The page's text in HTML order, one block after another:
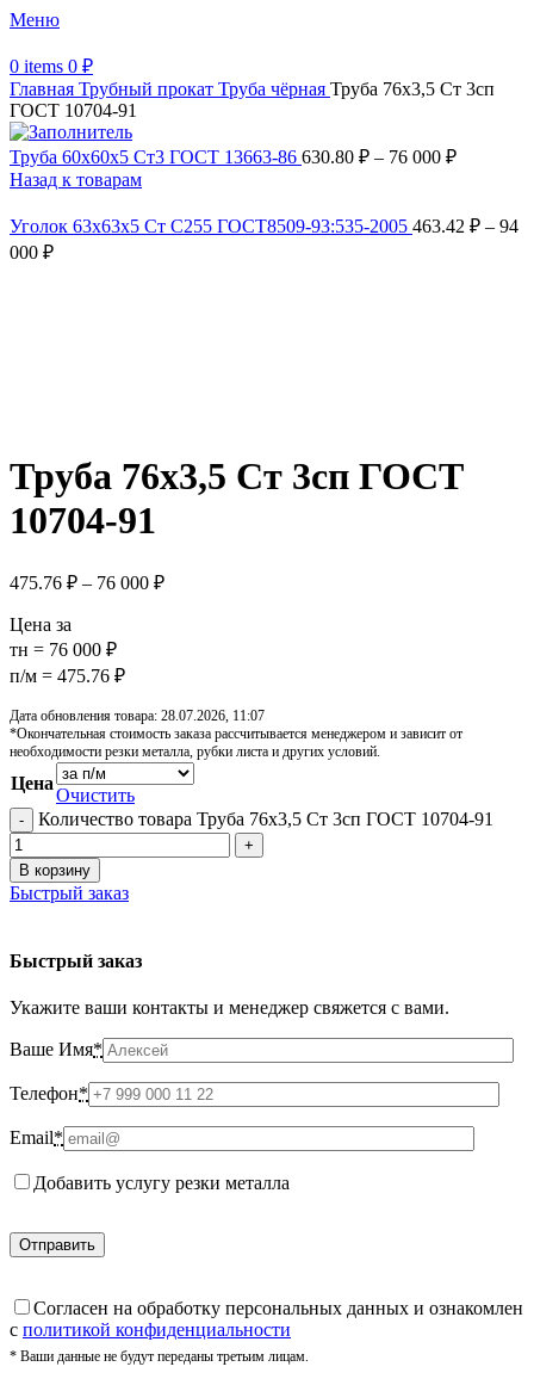
Меню
0 items 0 ₽
Главная Трубный прокат Труба чёрная Труба 76х3,5 Ст 3сп
ГОСТ 10704-91
Труба 60х60х5 Ст3 ГОСТ 13663-86 630.80 ₽ – 76 000 ₽
Назад к товарам
Уголок 63х63х5 Ст С255 ГОСТ8509-93:535-2005 463.42 ₽ – 94
000 ₽
Труба 76х3,5 Ст 3сп ГОСТ
10704-91
475.76 ₽ – 76 000 ₽
Цена за
тн = 76 000 ₽
п/м = 475.76 ₽
Дата обновления товара: 28.07.2026, 11:07
*Окончательная стоимость заказа рассчитывается менеджером и зависит от
необходимости резки металла, рубки листа и других условий.
Цена
Очистить
Количество товара Труба 76х3,5 Ст 3сп ГОСТ 10704-91
В корзину
Быстрый заказ
Быстрый заказ
Укажите ваши контакты и менеджер свяжется с вами.
Ваше Имя*
Телефон*
Email*
Добавить услугу резки металла
Cогласен на обработку персональных данных и ознакомлен
с политикой конфиденциальности
* Ваши данные не будут переданы третьим лицам.